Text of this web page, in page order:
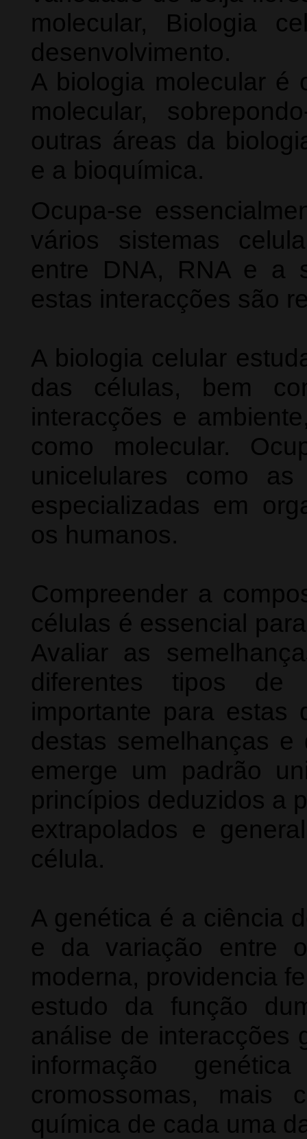
molecular, Biologia
desenvolvimento.
A biologia molecular é
molecular,
outras áreas da
e a bioquímica.
Ocupa-se
vários sistemas
entre DNA, RNA e a
estas interacções são
A biologia celular
das células, bem
interacções e
como molecular.
unicelulares como
especializadas em
os humanos.
Compreender a
células é essencial
Avaliar as
diferentes tipos de
importante para
destas semelhanças e
emerge um padrão
princípios deduzidos a
extrapolados e
célula.
A genética é a ciência
e da variação entre
moderna, providencia
estudo da função
análise de interacções
informação
cromossomas, mais
química de cada uma